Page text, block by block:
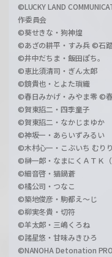
©LUCKY LAND
作委員会
©葵せきな・狗神煌
©あざの耕平・すみ兵 ©石
©井中だちま・飯田ぽち。
©恵比須清司・ぎん太郎
©鏡貴也・とよた瑣織
©春日みかげ・みやま零 ©
©賀東招二・四季童子
©賀東招二・なかじまゆか
©神坂一・あらいずみるい
©木村心一・こぶいち むり
©榊一郎・なまにくＡＴＫ（
©細音啓・猫鍋蒼
©橘公司・つなこ
©築地俊彦・駒都え～じ
©柳実冬貴・切符
©羊太郎・三嶋くろね
©諸星悠・甘味みきひろ
©NANOHA Detonation